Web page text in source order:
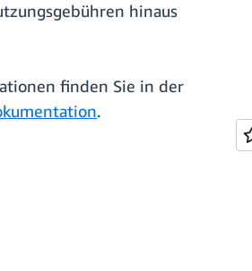
hinaus
finden Sie in der
.